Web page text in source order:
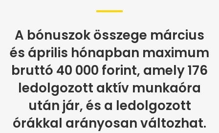
A bónuszok összege március
és április hónapban maximum
bruttó 40 000 forint, amely 176
ledolgozott aktív munkaóra
után jár, és a ledolgozott
órákkal arányosan változhat.